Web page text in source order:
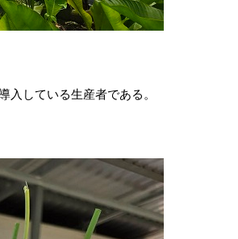
入している生産者である。